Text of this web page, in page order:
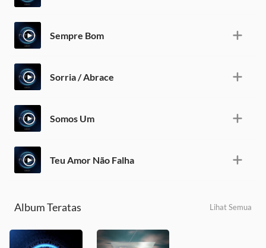
Sempre Bom
Sorria / Abrace
Somos Um
Teu Amor Não Falha
Album Teratas Lihat Semua